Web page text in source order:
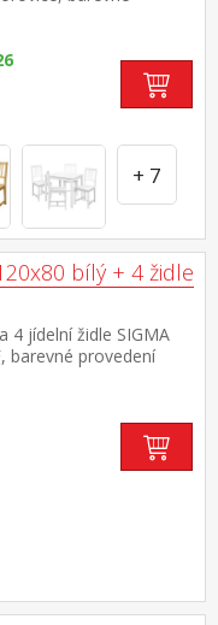
sedu židle 45
75 × 75 × 73
41 × 42 × 91 cm
+ 7
bílý + 4 židle
4 jídelní židle SIGMA
barevné provedení
barevné provedení
masiv buk židle:
provedení
výška sedu
(š/h/v) 120 × 80 × 74